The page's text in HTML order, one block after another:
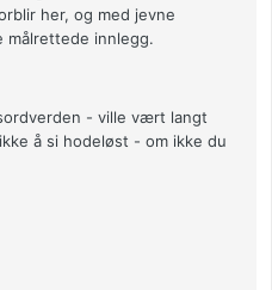
her, og med jevne
målrettede innlegg.
- ville vært langt
å si hodeløst - om ikke du